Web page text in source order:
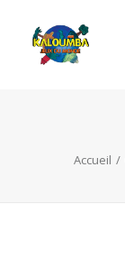
L’ASSOCIATION
Accueil